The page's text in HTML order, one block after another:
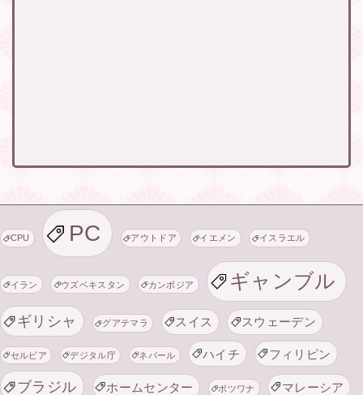
CPU PC アウトドア イエメン イスラエル
イラン ウズベキスタン カンボジア ギャンブル
ギリシャ グアテマラ スイス スウェーデン
セルビア デジタル庁 ネパール ハイチ フィリピン
ブラジル ホームセンター ボツワナ マレーシア